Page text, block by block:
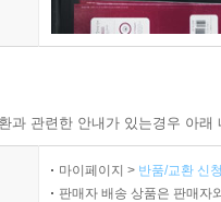
과 관련한 안내가 있는경우 아
마이페이지 > 반품/교환 신
판매자 배송 상품은 판매자